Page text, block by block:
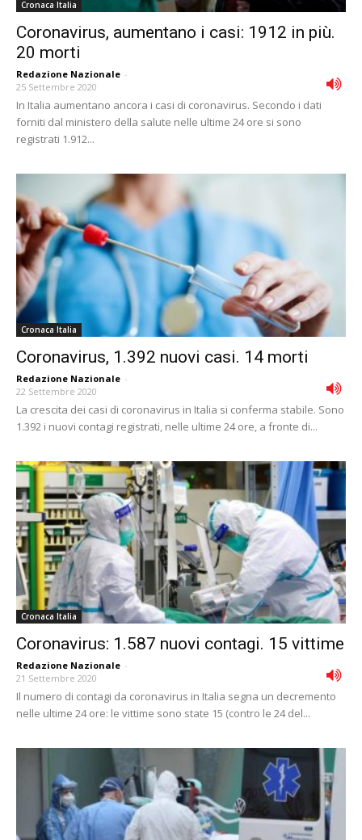
Cronaca Italia
Coronavirus, aumentano i casi: 1912 in più.
20 morti
Redazione Nazionale -
25 Settembre 2020
In Italia aumentano ancora i casi di coronavirus. Secondo i dati
forniti dal ministero della salute nelle ultime 24 ore si sono
registrati 1.912...
Cronaca Italia
Coronavirus, 1.392 nuovi casi. 14 morti
Redazione Nazionale -
22 Settembre 2020
La crescita dei casi di coronavirus in Italia si conferma stabile. Sono
1.392 i nuovi contagi registrati, nelle ultime 24 ore, a fronte di...
Cronaca Italia
Coronavirus: 1.587 nuovi contagi. 15 vittime
Redazione Nazionale -
21 Settembre 2020
Il numero di contagi da coronavirus in Italia segna un decremento
nelle ultime 24 ore: le vittime sono state 15 (contro le 24 del...